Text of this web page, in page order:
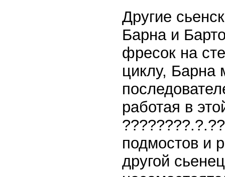
Другие
Барна и
фресок на
циклу,
работая в
подмостов и
другой